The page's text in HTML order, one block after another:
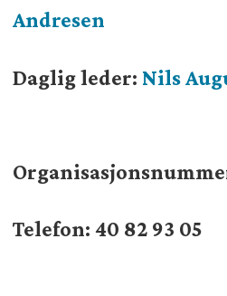
Andresen
Daglig leder: Nils
Telefon: 40 82 93 05